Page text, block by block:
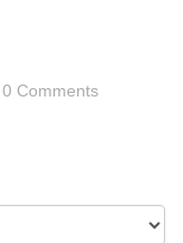
0 Comments